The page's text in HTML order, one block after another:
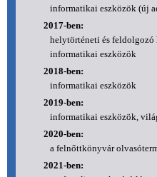
informatikai eszközök (új
2017-ben:
helytörténeti és feldolgozó
informatikai eszközök
2018-ben:
informatikai eszközök
2019-ben:
informatikai eszközök,
2020-ben:
a felnőttkönyvár
2021-ben: